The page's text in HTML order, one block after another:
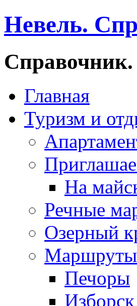
Невель.
Главная
Туризм и
На
Речные
Озерный
Маршруты
Печоры
Изборск